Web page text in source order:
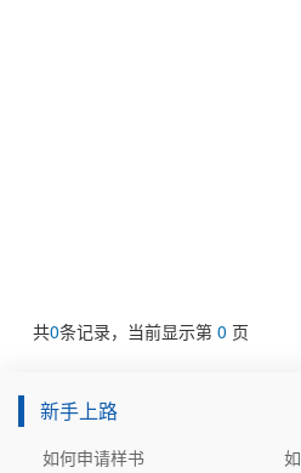
共0条记录，当前显示第 0 页
新手上路
如何申请样书